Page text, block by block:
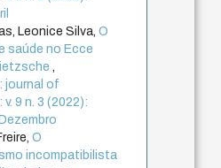
Leonice Silva,O
saúde no Ecce
,
journal of
9 n. 3 (2022):
O
incompatibilista